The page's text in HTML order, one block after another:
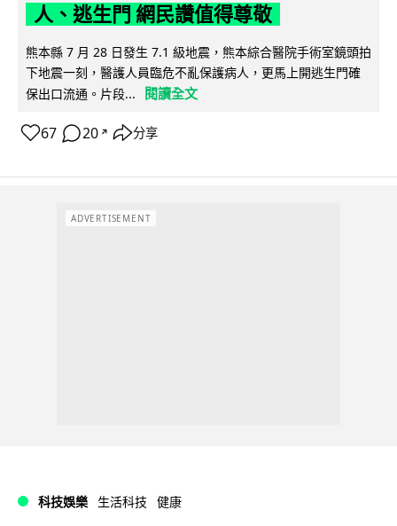
人、逃生門 網民讚值得尊敬
熊本縣 7 月 28 日發生 7.1 級地震，熊本綜合醫院手術室鏡頭拍
下地震一刻，醫護人員臨危不亂保護病人，更馬上開逃生門確
保出口流通。片段...
閱讀全文
67 20 ↗ 分享
ADVERTISEMENT
科技娛樂 生活科技 健康